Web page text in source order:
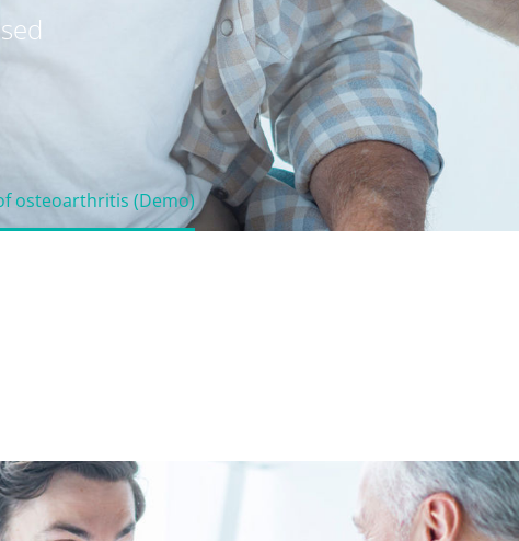
osteoarthritis (Demo)